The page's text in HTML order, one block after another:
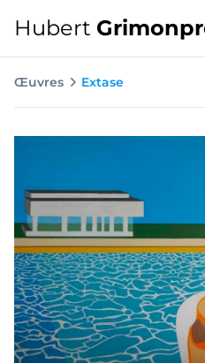
Hubert
Œuvres Extase